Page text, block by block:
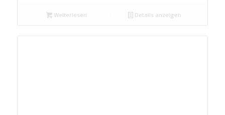
Weiterlesen Details anzeigen